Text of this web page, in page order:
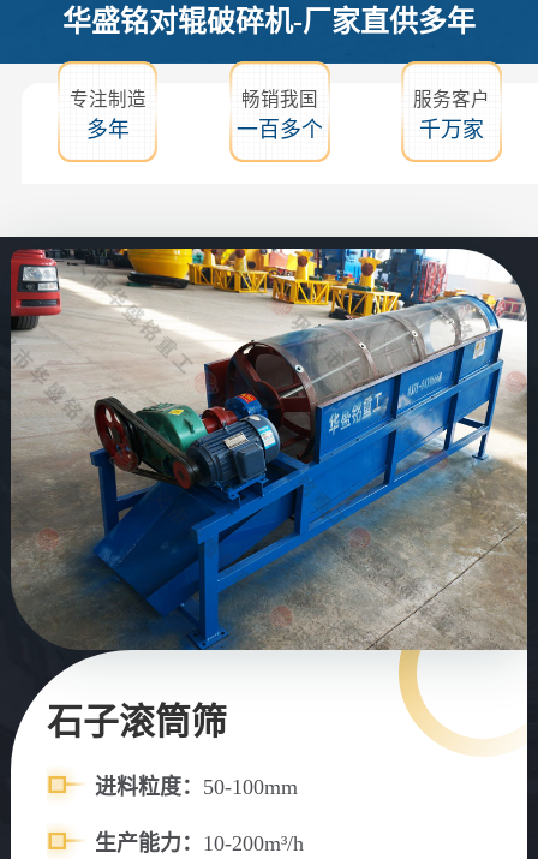
华盛铭对辊破碎机-厂家直供多年
专注制造
多年
畅销我国
一百多个
服务客户
千万家
石子滚筒筛
进料粒度： 50-100mm
生产能力： 10-200m³/h